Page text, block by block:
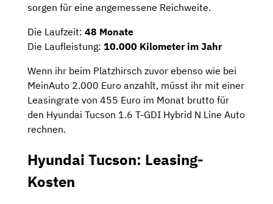
sorgen für eine angemessene Reichweite.
Die Laufzeit: 48 Monate
Die Laufleistung: 10.000 Kilometer im Jahr
Wenn ihr beim Platzhirsch zuvor ebenso wie bei
MeinAuto 2.000 Euro anzahlt, müsst ihr mit einer
Leasingrate von 455 Euro im Monat brutto für
den Hyundai Tucson 1.6 T-GDI Hybrid N Line Auto
rechnen.
Hyundai Tucson: Leasing-
Kosten